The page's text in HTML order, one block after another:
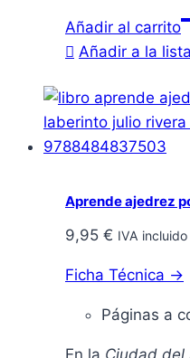
Añadir al carrito
Añadir a la
Aprende ajedrez
9,95 € IVA incluido
Ficha Técnica →
Páginas a
En la Ciudad del